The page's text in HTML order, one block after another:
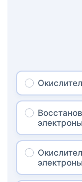
электроны
электроны